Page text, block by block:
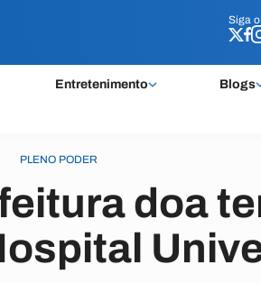
Siga o
Entretenimento Blogs
Siga o
PLENO PODER
doa